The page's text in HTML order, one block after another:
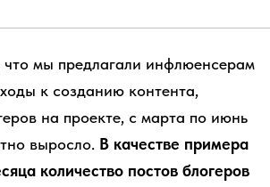
что мы предлагали инфлюенсерам
к созданию контента,
на проекте, с марта по июнь
выросло. В качестве примера
количество постов блогеров